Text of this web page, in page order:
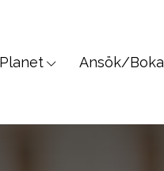
Ansök/Boka